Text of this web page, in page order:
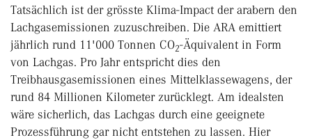
Tatsächlich ist der grösste Klima-Impact der arabern den
Lachgasemissionen zuzuschreiben. Die ARA emittiert
jährlich rund 11'000 Tonnen CO2-Äquivalent in Form
von Lachgas. Pro Jahr entspricht dies den
Treibhausgasemissionen eines Mittelklassewagens, der
rund 84 Millionen Kilometer zurücklegt. Am idealsten
wäre sicherlich, das Lachgas durch eine geeignete
Prozessführung gar nicht entstehen zu lassen. Hier